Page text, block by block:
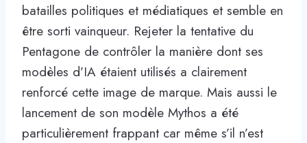
batailles politiques et médiatiques et semble en
être sorti vainqueur. Rejeter la tentative du
Pentagone de contrôler la manière dont ses
modèles d’IA étaient utilisés a clairement
renforcé cette image de marque. Mais aussi le
lancement de son modèle Mythos a été
particulièrement frappant car même s’il n’est